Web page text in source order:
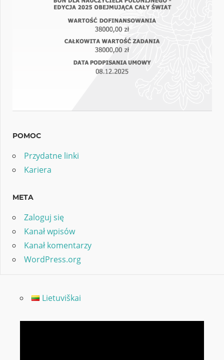
POMOC
Przydatne linki
Kariera
META
Zaloguj się
Kanał wpisów
Kanał komentarzy
WordPress.org
Lietuviškai